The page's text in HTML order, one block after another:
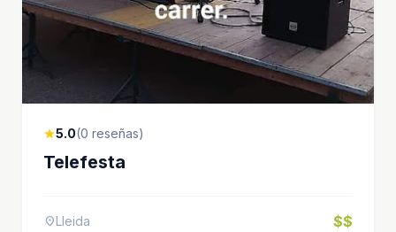
star5.0(0 reseñas)
Telefesta
location_onLleida $$